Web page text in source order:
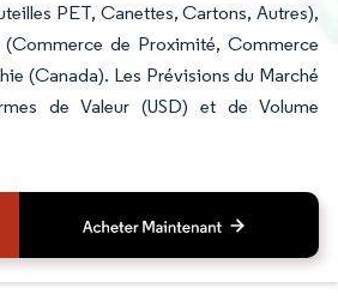
PET, Canettes, Cartons, Autres),
de Proximité, Commerce
(Canada). Les Prévisions du Marché
de Valeur (USD) et de Volume